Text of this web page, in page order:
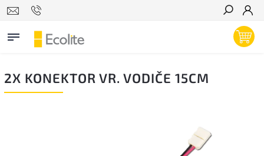
Hľadať
2X KONEKTOR VR. VODIČE 15CM